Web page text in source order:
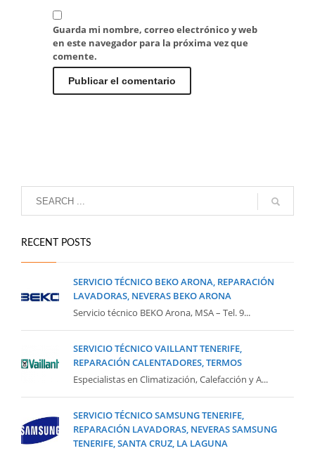
Guarda mi nombre, correo electrónico y web
en este navegador para la próxima vez que
comente.
RECENT POSTS
SERVICIO TÉCNICO BEKO ARONA, REPARACIÓN
LAVADORAS, NEVERAS BEKO ARONA
Servicio técnico BEKO Arona, MSA – Tel. 9...
SERVICIO TÉCNICO VAILLANT TENERIFE,
REPARACIÓN CALENTADORES, TERMOS
Especialistas en Climatización, Calefacción y A...
SERVICIO TÉCNICO SAMSUNG TENERIFE,
REPARACIÓN LAVADORAS, NEVERAS SAMSUNG
TENERIFE, SANTA CRUZ, LA LAGUNA